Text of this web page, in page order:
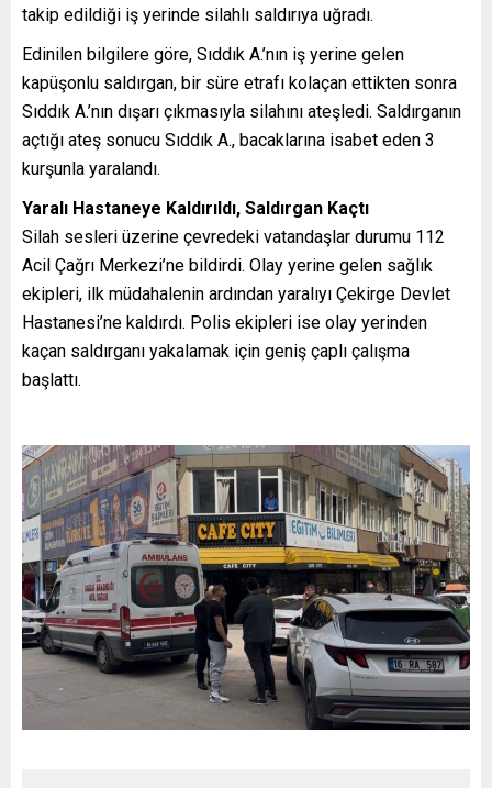
takip edildiği iş yerinde silahlı saldırıya uğradı.
Edinilen bilgilere göre, Sıddık A.’nın iş yerine gelen
kapüşonlu saldırgan, bir süre etrafı kolaçan ettikten sonra
Sıddık A.’nın dışarı çıkmasıyla silahını ateşledi. Saldırganın
açtığı ateş sonucu Sıddık A., bacaklarına isabet eden 3
kurşunla yaralandı.
Yaralı Hastaneye Kaldırıldı, Saldırgan Kaçtı
Silah sesleri üzerine çevredeki vatandaşlar durumu 112
Acil Çağrı Merkezi’ne bildirdi. Olay yerine gelen sağlık
ekipleri, ilk müdahalenin ardından yaralıyı Çekirge Devlet
Hastanesi’ne kaldırdı. Polis ekipleri ise olay yerinden
kaçan saldırganı yakalamak için geniş çaplı çalışma
başlattı.